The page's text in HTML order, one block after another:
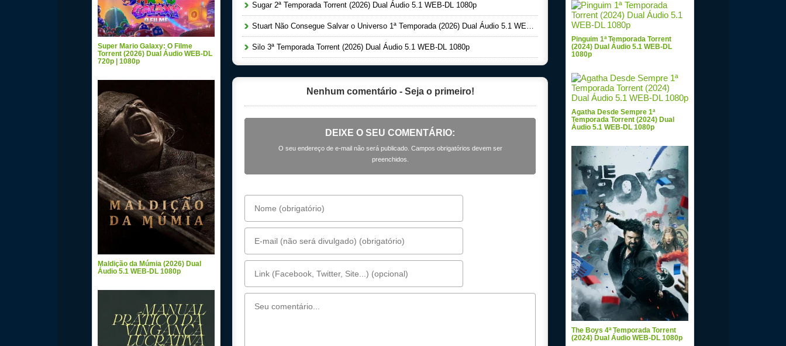
Sugar 2ª Temporada Torrent (2026) Dual Áudio 5.1 WEB-DL 1080p
Stuart Não Consegue Salvar o Universo 1ª Temporada (2026) Dual Áudio 5.1 WEB-DL 1080p
Silo 3ª Temporada Torrent (2026) Dual Áudio 5.1 WEB-DL 1080p
Nenhum comentário - Seja o primeiro!
DEIXE O SEU COMENTÁRIO:
O seu endereço de e-mail não será publicado. Campos obrigatórios devem ser
preenchidos.
Super Mario Galaxy: O Filme
Torrent (2026) Dual Áudio WEB-DL
720p | 1080p
Maldição da Múmia (2026) Dual
Áudio 5.1 WEB-DL 1080p
Pinguim 1ª Temporada Torrent
(2024) Dual Áudio 5.1 WEB-DL
1080p
Agatha Desde Sempre 1ª
Temporada Torrent (2024) Dual
Áudio 5.1 WEB-DL 1080p
The Boys 4ª Temporada Torrent
(2024) Dual Áudio WEB-DL 1080p